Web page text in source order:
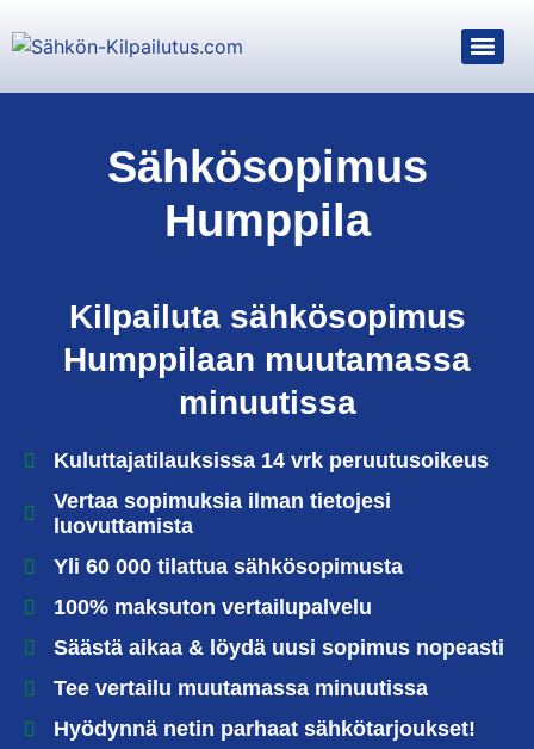
Sähkösopimus
Humppila
Kilpailuta sähkösopimus
Humppilaan muutamassa
minuutissa
Kuluttajatilauksissa 14 vrk peruutusoikeus
Vertaa sopimuksia ilman tietojesi
luovuttamista
Yli 60 000 tilattua sähkösopimusta
100% maksuton vertailupalvelu
Säästä aikaa & löydä uusi sopimus nopeasti
Tee vertailu muutamassa minuutissa
Hyödynnä netin parhaat sähkötarjoukset!